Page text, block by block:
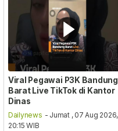
Viral Pegawai P3K Bandung
Barat Live TikTok di Kantor
Dinas
Dailynews - Jumat , 07 Aug 2026,
20:15 WIB